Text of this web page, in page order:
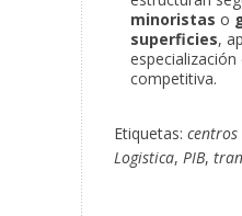
minoristas o
superficies,
competitiva.
Etiquetas:
Logistica, PIB,